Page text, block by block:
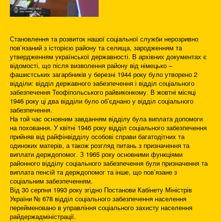
Становлення та розвиток нашої соціальної служби нерозривно
пов’язаний з історією району та селища, зародженням та
утвердженням української державності. В архівних документах є
відомості, що після визволення району від німецько –
фашистських загарбників у березні 1944 року було утворено 2
відділи: відділ державного забезпечення і відділ соціального
забезпечення Теофіпольського райвиконкому. В жовтні місяці
1946 року ці два відділи було об’єднано у відділ соціального
забезпечення.
На той час основним завданням відділу була виплата допомоги
на поховання. У квітні 1946 року відділ соціального забезпечення
прийняв від райфінвідділу особові справи багатодітних та
одиноких матерів, а також розгляд питань з призначення та
виплати держдопомог. З 1965 року основними функціями
районного відділу соціального забезпечення були призначення та
виплата пенсій та держдопомог та інше, що пов’язане з
соціальним забезпеченням.
Від 30 серпня 1993 року згідно Постанови Кабінету Міністрів
України № 678 відділ соціального забезпечення населення
перейменовано в управління соціального захисту населення
райдержадміністрації.